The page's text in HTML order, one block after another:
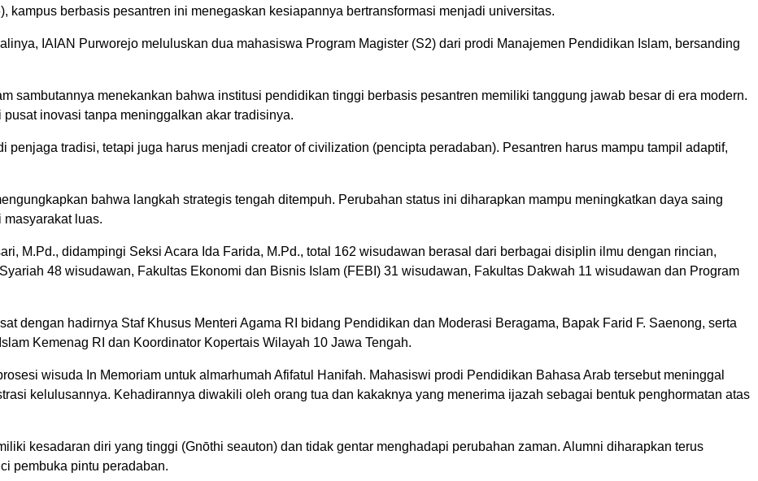
kampus berbasis pesantren ini menegaskan kesiapannya bertransformasi menjadi universitas.
IAIAN Purworejo meluluskan dua mahasiswa Program Magister (S2) dari prodi Manajemen Pendidikan Islam, bersanding
sambutannya menekankan bahwa institusi pendidikan tinggi berbasis pesantren memiliki tanggung jawab besar di era modern.
inovasi tanpa meninggalkan akar tradisinya.
penjaga tradisi, tetapi juga harus menjadi creator of civilization (pencipta peradaban). Pesantren harus mampu tampil adaptif,
bahwa langkah strategis tengah ditempuh. Perubahan status ini diharapkan mampu meningkatkan daya saing
luas.
M.Pd., didampingi Seksi Acara Ida Farida, M.Pd., total 162 wisudawan berasal dari berbagai disiplin ilmu dengan rincian,
48 wisudawan, Fakultas Ekonomi dan Bisnis Islam (FEBI) 31 wisudawan, Fakultas Dakwah 11 wisudawan dan Program
dengan hadirnya Staf Khusus Menteri Agama RI bidang Pendidikan dan Moderasi Beragama, Bapak Farid F. Saenong, serta
Kemenag RI dan Koordinator Kopertais Wilayah 10 Jawa Tengah.
wisuda In Memoriam untuk almarhumah Afifatul Hanifah. Mahasiswi prodi Pendidikan Bahasa Arab tersebut meninggal
kelulusannya. Kehadirannya diwakili oleh orang tua dan kakaknya yang menerima ijazah sebagai bentuk penghormatan atas
kesadaran diri yang tinggi (Gnōthi seauton) dan tidak gentar menghadapi perubahan zaman. Alumni diharapkan terus
pembuka pintu peradaban.